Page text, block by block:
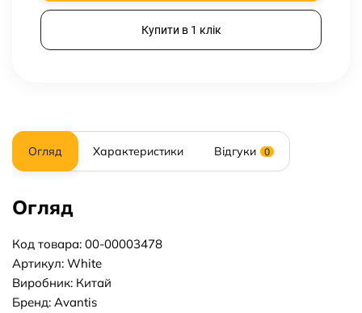
Купити в 1 клік
Огляд Характеристики Відгуки 0
Огляд
Код товара: 00-00003478
Артикул: White
Виробник: Китай
Бренд: Avantis